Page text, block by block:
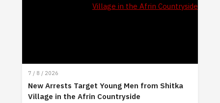
7 / 8 / 2026
New Arrests Target Young Men from Shitka
Village in the Afrin Countryside